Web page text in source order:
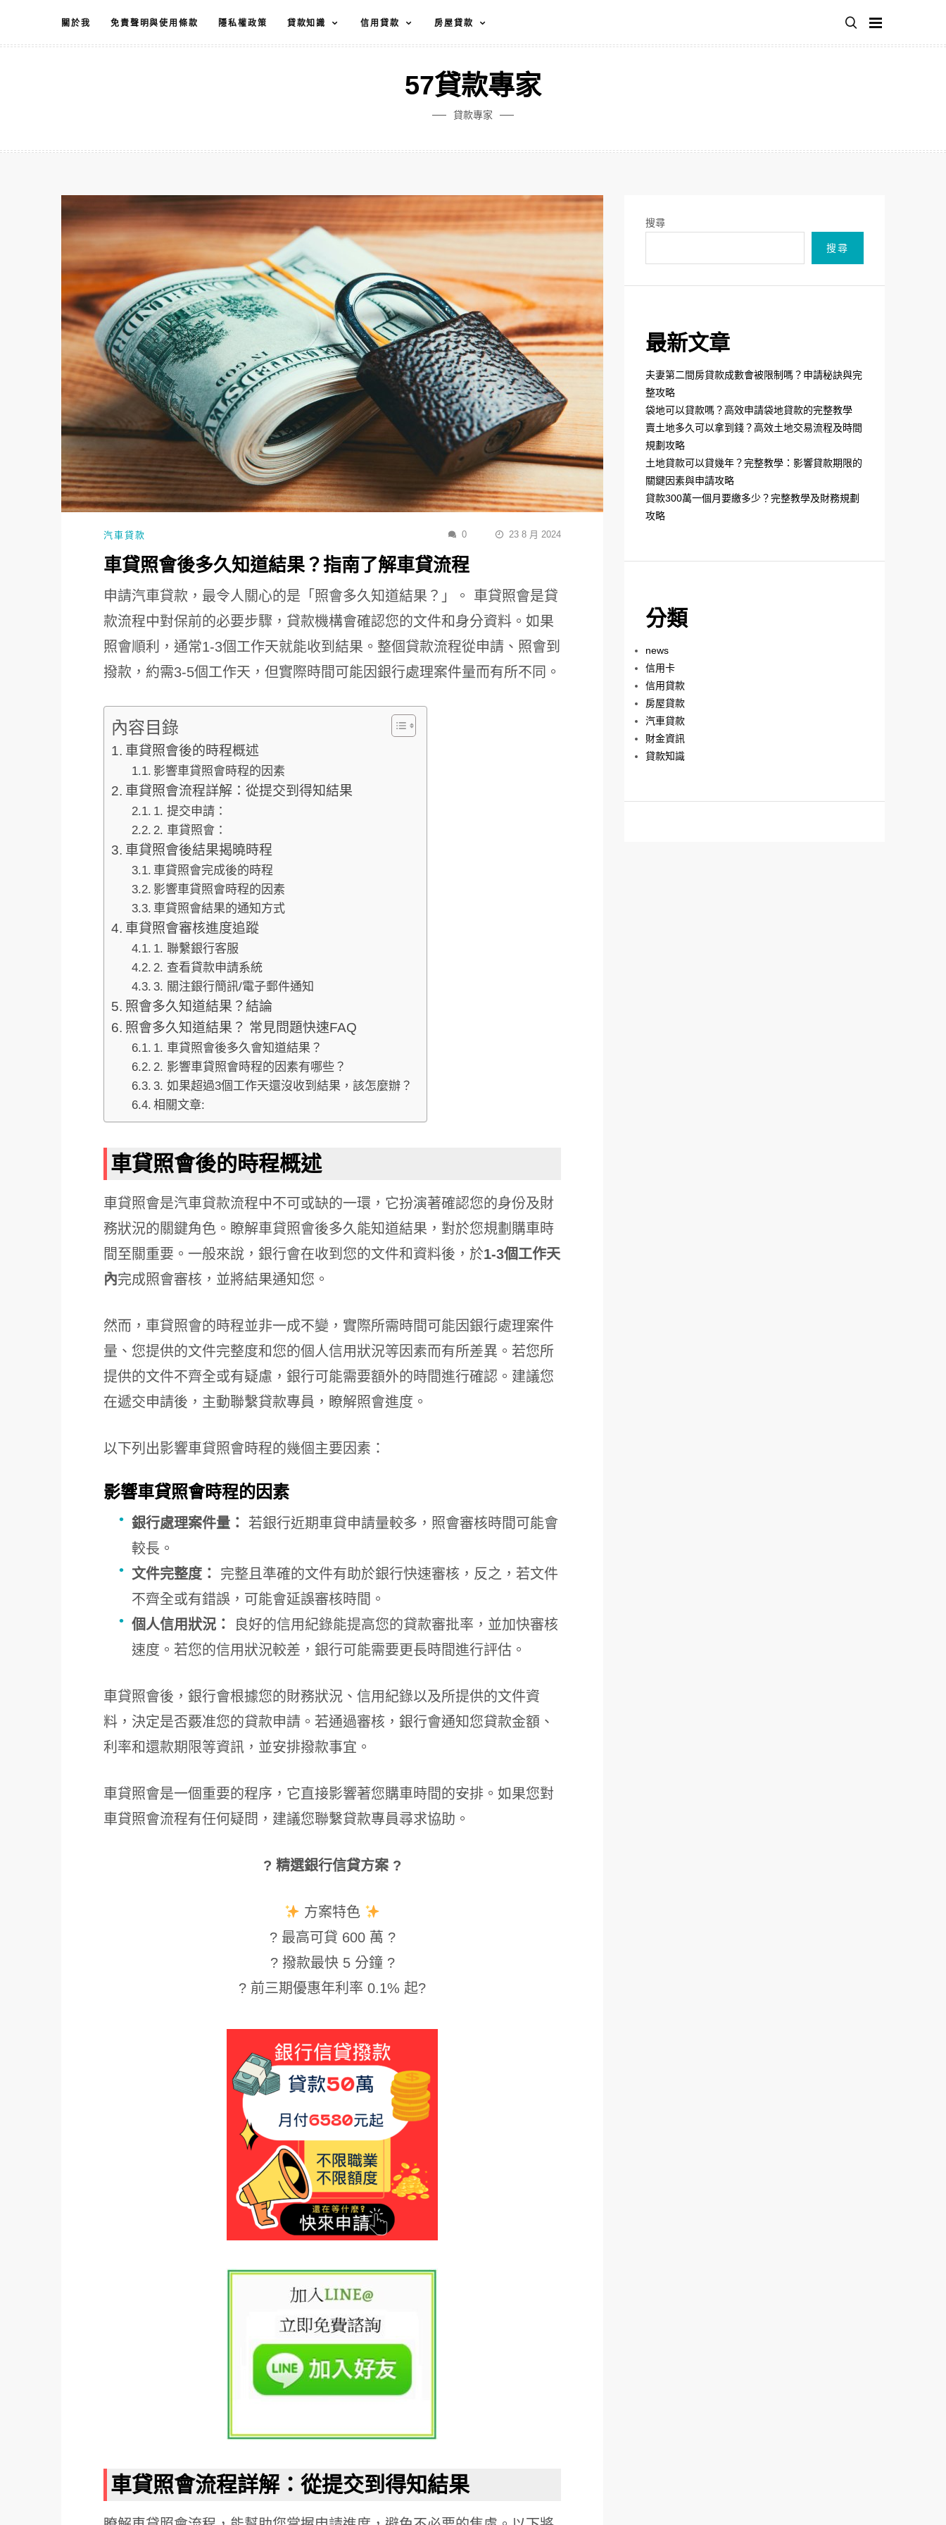
主
關於我 免責聲明與使用條款 隱私權政策 貸款知識 信用貸款 房屋貸款
57貸款專家
貸款專家
汽車貸款 0 23 8 月 2024
車貸照會後多久知道結果？指南了解車貸流程
申請汽車貸款，最令人關心的是「照會多久知道結果？」。 車貸照會是貸
款流程中對保前的必要步驟，貸款機構會確認您的文件和身分資料。如果
照會順利，通常1-3個工作天就能收到結果。整個貸款流程從申請、照會到
撥款，約需3-5個工作天，但實際時間可能因銀行處理案件量而有所不同。
內容目錄
車貸照會後的時程概述
影響車貸照會時程的因素
車貸照會流程詳解：從提交到得知結果
1. 提交申請：
2. 車貸照會：
車貸照會後結果揭曉時程
車貸照會完成後的時程
影響車貸照會時程的因素
車貸照會結果的通知方式
車貸照會審核進度追蹤
1. 聯繫銀行客服
2. 查看貸款申請系統
3. 關注銀行簡訊/電子郵件通知
照會多久知道結果？結論
照會多久知道結果？ 常見問題快速FAQ
1. 車貸照會後多久會知道結果？
2. 影響車貸照會時程的因素有哪些？
3. 如果超過3個工作天還沒收到結果，該怎麼辦？
相關文章:
車貸照會後的時程概述
車貸照會是汽車貸款流程中不可或缺的一環，它扮演著確認您的身份及財
務狀況的關鍵角色。瞭解車貸照會後多久能知道結果，對於您規劃購車時
間至關重要。一般來說，銀行會在收到您的文件和資料後，於1-3個工作天
內完成照會審核，並將結果通知您。
然而，車貸照會的時程並非一成不變，實際所需時間可能因銀行處理案件
量、您提供的文件完整度和您的個人信用狀況等因素而有所差異。若您所
提供的文件不齊全或有疑慮，銀行可能需要額外的時間進行確認。建議您
在遞交申請後，主動聯繫貸款專員，瞭解照會進度。
以下列出影響車貸照會時程的幾個主要因素：
影響車貸照會時程的因素
銀行處理案件量：
若銀行近期車貸申請量較多，照會審核時間可能會
較長。
文件完整度：
完整且準確的文件有助於銀行快速審核，反之，若文件
不齊全或有錯誤，可能會延誤審核時間。
個人信用狀況：
良好的信用紀錄能提高您的貸款審批率，並加快審核
速度。若您的信用狀況較差，銀行可能需要更長時間進行評估。
車貸照會後，銀行會根據您的財務狀況、信用紀錄以及所提供的文件資
料，決定是否覈准您的貸款申請。若通過審核，銀行會通知您貸款金額、
利率和還款期限等資訊，並安排撥款事宜。
車貸照會是一個重要的程序，它直接影響著您購車時間的安排。如果您對
車貸照會流程有任何疑問，建議您聯繫貸款專員尋求協助。
? 精選銀行信貸方案 ?
方案特色
? 最高可貸 600 萬 ?
? 撥款最快 5 分鐘 ?
? 前三期優惠年利率 0.1% 起?
車貸照會流程詳解：從提交到得知結果
搜尋
搜尋
最新文章
夫妻第二間房貸款成數會被限制嗎？申請秘訣與完
整攻略
袋地可以貸款嗎？高效申請袋地貸款的完整教學
賣土地多久可以拿到錢？高效土地交易流程及時間
規劃攻略
土地貸款可以貸幾年？完整教學：影響貸款期限的
關鍵因素與申請攻略
貸款300萬一個月要繳多少？完整教學及財務規劃
攻略
分類
news
信用卡
信用貸款
房屋貸款
汽車貸款
財金資訊
貸款知識